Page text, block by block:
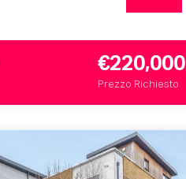
€220,000
Prezzo Richiesto